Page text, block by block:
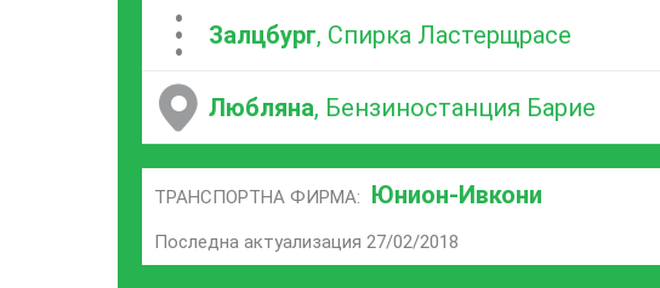
...Залцбург, Спирка Ластерщрасе
Любляна, Бензиностанция Барие
ТРАНСПОРТНА ФИРМА: Юнион-Ивкони
Последна актуализация 27/02/2018